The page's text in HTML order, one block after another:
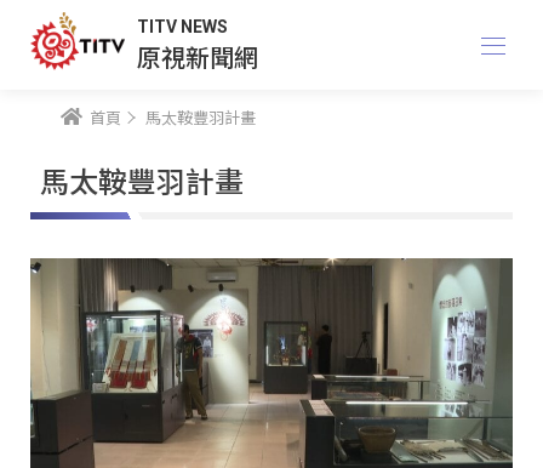
TITV NEWS
原視新聞網
首頁 馬太鞍豐羽計畫
馬太鞍豐羽計畫